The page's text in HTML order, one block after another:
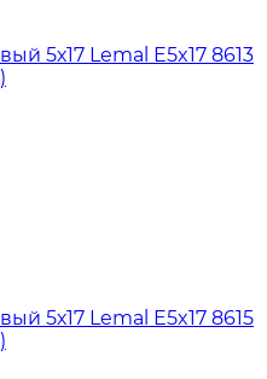
5х17 Lemal E5x17 8613
5х17 Lemal E5x17 8615